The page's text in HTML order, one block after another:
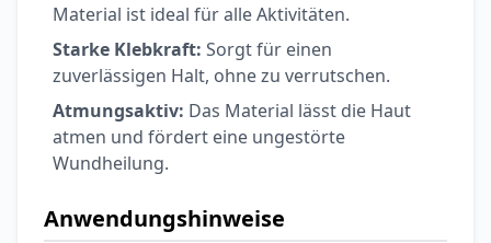
Material ist ideal für alle Aktivitäten.
Starke Klebkraft: Sorgt für einen
zuverlässigen Halt, ohne zu verrutschen.
Atmungsaktiv: Das Material lässt die Haut
atmen und fördert eine ungestörte
Wundheilung.
Anwendungshinweise